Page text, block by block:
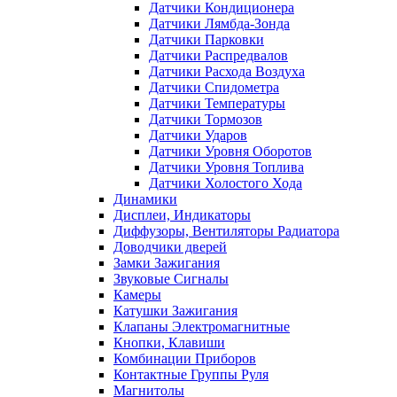
Датчики Кондиционера
Датчики Лямбда-Зонда
Датчики Парковки
Датчики Распредвалов
Датчики Расхода Воздуха
Датчики Спидометра
Датчики Температуры
Датчики Тормозов
Датчики Ударов
Датчики Уровня Оборотов
Датчики Уровня Топлива
Датчики Холостого Хода
Динамики
Дисплеи, Индикаторы
Диффузоры, Вентиляторы Радиатора
Доводчики дверей
Замки Зажигания
Звуковые Сигналы
Камеры
Катушки Зажигания
Клапаны Электромагнитные
Кнопки, Клавиши
Комбинации Приборов
Контактные Группы Руля
Магнитолы